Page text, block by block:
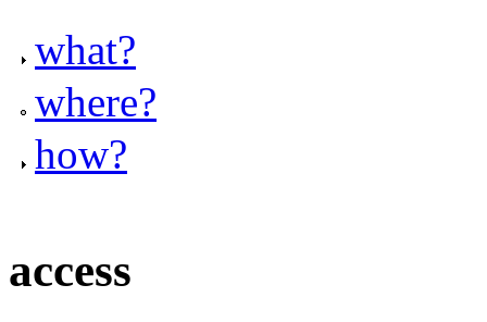
what?
where?
how?
access